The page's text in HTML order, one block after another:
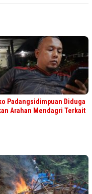
Padangsidimpuan Diduga
Arahan Mendagri Terkait